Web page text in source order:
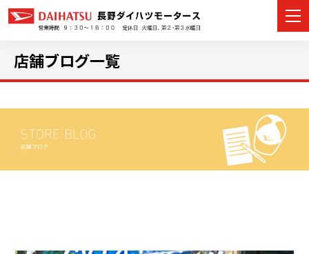
カーラインナップ
展示車・試乗車
店舗情報
店舗ブログ一覧